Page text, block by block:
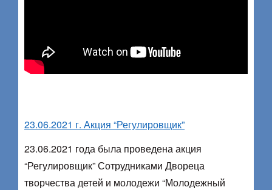
23.06.2021 г. Акция “Регулировщик”
23.06.2021 года была проведена акция
“Регулировщик” Сотрудниками Двореца
творчества детей и молодежи “Молодежный